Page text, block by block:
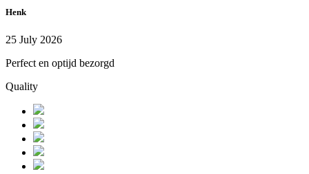
Henk
25 July 2026
Perfect en optijd bezorgd
Quality